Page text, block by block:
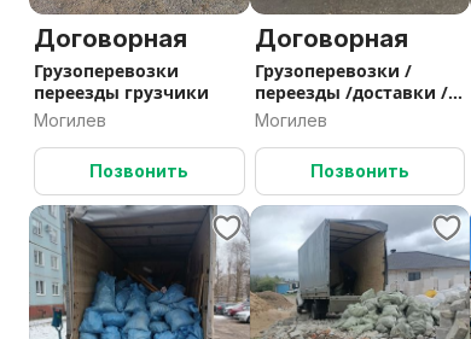
Договорная
Грузоперевозки
переезды грузчики
Могилев
Позвонить
Договорная
Грузоперевозки /
переезды /доставки /
Могилёв /по РБ/
Могилев
Позвонить